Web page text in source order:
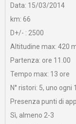
Data: 15/03/2014
km: 66
D+/- : 2500
Altitudine max: 420
Partenza: ore 11.00
Tempo max: 13 ore
N° ristori: 5, uno ogni
Presenza punti di
Sì, almeno 2-3